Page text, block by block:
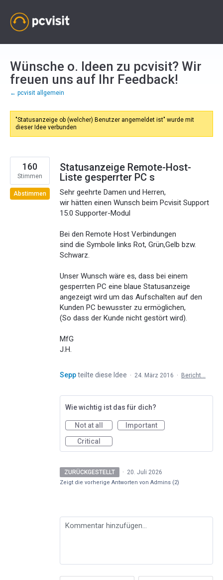
Zum
Inhalt
springen
Wünsche o. Ideen zu pcvisit? Wir
freuen uns auf Ihr Feedback!
← pcvisit allgemein
"Statusanzeige ob (welcher) Benutzer angemeldet ist" wurde mit
dieser Idee verbunden
Statusanzeige Remote-Host-
Liste gesperrter PC s
Sehr geehrte Damen und Herren,
wir hätten einen Wunsch beim Pcvisit Support
15.0 Supporter-Modul
Bei den Remote Host Verbindungen
sind die Symbole links Rot, Grün,Gelb bzw.
Schwarz.
Unser Wunsch wäre es, dass bei einem
gesperrten PC eine blaue Statusanzeige
angezeigt wird um das Aufschalten auf den
Kunden PC bewusster zu ermöglichen,
(So dass der Kunde nicht gestört wird).
MfG
J.H.
160
Stimmen
Abstimmen
Seppteilte diese Idee · 24. März 2016 · Bericht…
Wie wichtig ist das für dich?
Not at all
Important
Critical
ZURÜCKGESTELLT · 20. Juli 2026
Zeigt die vorherige Antworten von Admins (2)
Kommentar hinzufügen…